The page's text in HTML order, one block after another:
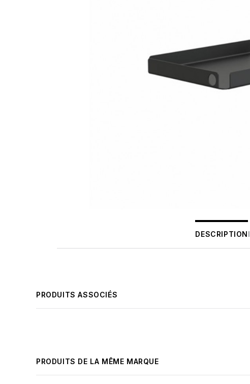
DESCRIPTION
PRODUITS ASSOCIÉS
PRODUITS DE LA MÊME MARQUE